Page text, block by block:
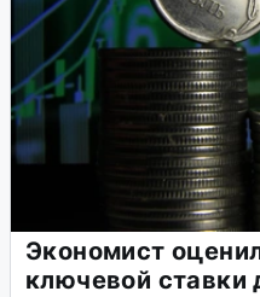
Экономист
ключевой ставки